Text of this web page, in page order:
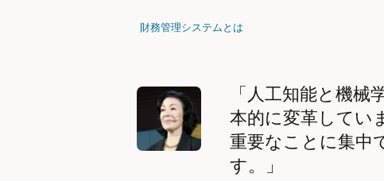
財務管理システムとは
「人工知能と機
本的に変革してい
重要なことに集中
す。」